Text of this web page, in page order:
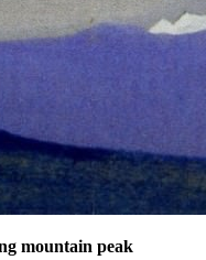
mountain peak